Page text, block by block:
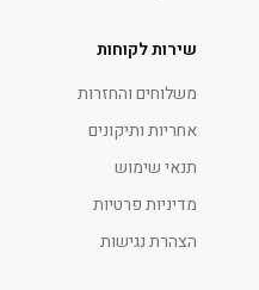
שירות לקוחות
משלוחים והחזרות
אחריות ותיקונים
תנאי שימוש
מדיניות פרטיות
הצהרת נגישות